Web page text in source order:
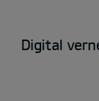
Digital